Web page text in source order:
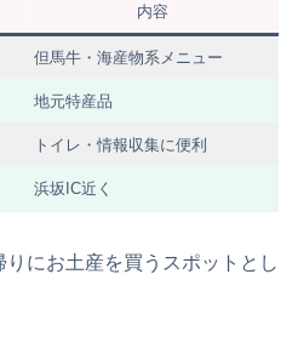
内容
但馬牛・海産物系メニュー
地元特産品
トイレ・情報収集に便利
浜坂IC近く
にお土産を買うスポットとし